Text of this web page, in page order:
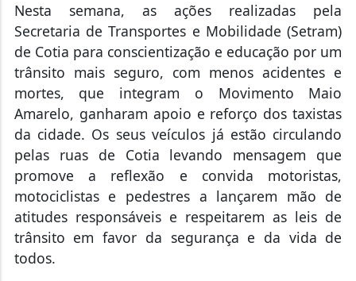
Nesta semana, as ações realizadas pela
Secretaria de Transportes e Mobilidade (Setram)
de Cotia para conscientização e educação por um
trânsito mais seguro, com menos acidentes e
mortes, que integram o Movimento Maio
Amarelo, ganharam apoio e reforço dos taxistas
da cidade. Os seus veículos já estão circulando
pelas ruas de Cotia levando mensagem que
promove a reflexão e convida motoristas,
motociclistas e pedestres a lançarem mão de
atitudes responsáveis e respeitarem as leis de
trânsito em favor da segurança e da vida de
todos.